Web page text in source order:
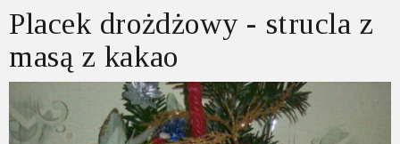
Placek drożdżowy - strucla z
masą z kakao